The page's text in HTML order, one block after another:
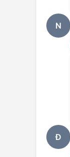
N
Đ